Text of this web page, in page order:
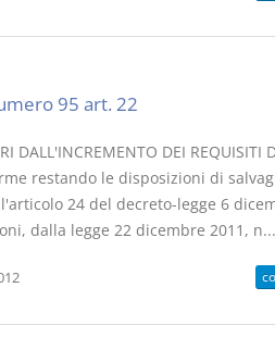
95 art. 22
DALL'INCREMENTO DEI REQUISITI
restando le disposizioni di
24 del decreto-legge 6
dalla legge 22 dicembre 2011,